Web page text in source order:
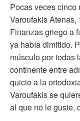
Pocas veces cinco
Varoufakis
Finanzas griego a
ya había dimitido.
músculo por todas
continente entre
quicio a la
Varoufakis se
al que no le guste,